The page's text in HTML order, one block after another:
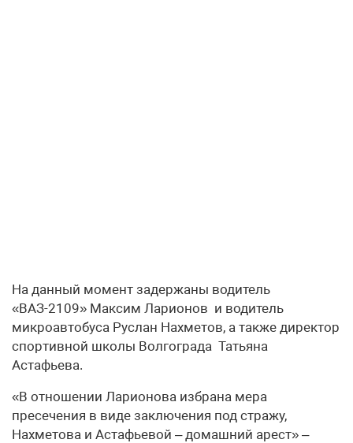
На данный момент задержаны водитель
«ВАЗ-2109» Максим Ларионов и водитель
микроавтобуса Руслан Нахметов, а также директор
спортивной школы Волгограда Татьяна
Астафьева.
«В отношении Ларионова избрана мера
пресечения в виде заключения под стражу,
Нахметова и Астафьевой – домашний арест» –